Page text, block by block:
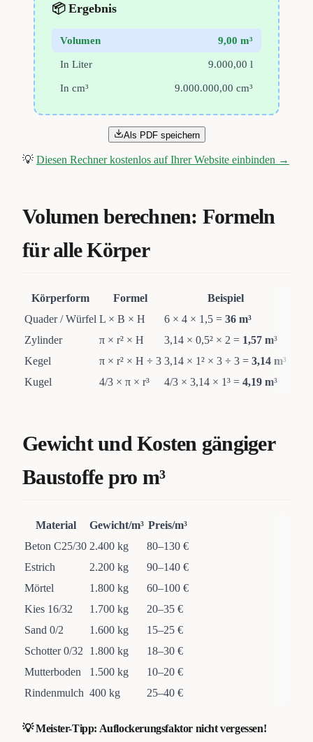
📦 Ergebnis
Volumen
9,00 m³
In Liter
9.000,00 l
In cm³
9.000.000,00 cm³
Als PDF speichern
💡 Diesen Rechner kostenlos auf Ihrer Website einbinden →
Volumen berechnen: Formeln
für alle Körper
Körperform Formel
Beispiel
Quader / Würfel L × B × H 6 × 4 × 1,5 = 36 m³
Zylinder
π × r² × H 3,14 × 0,5² × 2 = 1,57 m³
Kegel
π × r² × H ÷ 3 3,14 × 1² × 3 ÷ 3 = 3,14 m³
Kugel
4/3 × π × r³ 4/3 × 3,14 × 1³ = 4,19 m³
Gewicht und Kosten gängiger
Baustoffe pro m³
Material Gewicht/m³ Preis/m³
Beton C25/30 2.400 kg
80–130 €
Estrich
2.200 kg
90–140 €
Mörtel
1.800 kg
60–100 €
Kies 16/32
1.700 kg
20–35 €
Sand 0/2
1.600 kg
15–25 €
Schotter 0/32
1.800 kg
18–30 €
Mutterboden
1.500 kg
10–20 €
Rindenmulch 400 kg 25–40 €
💡 Meister-Tipp: Auflockerungsfaktor nicht vergessen!